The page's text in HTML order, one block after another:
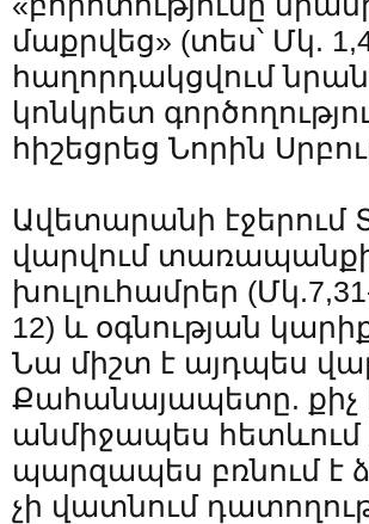
մաքրվեց» (տես՝ Մկ.
հաղորդակցվում
կոնկրետ
հիշեցրեց Նորին
Ավետարանի
վարվում
խուլուհամրեր
12) և օգնության
Նա միշտ է այդպես
Քահանայապետը. քիչ
անմիջապես հետևում
պարզապես բռնում է
չի վատնում